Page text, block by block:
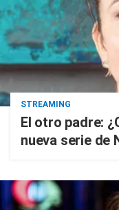
STREAMING
El otro padre:
nueva serie de